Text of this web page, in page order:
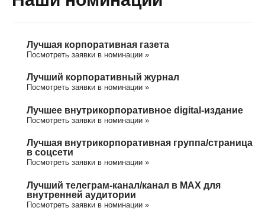
Лучшая корпоративная газета
Посмотреть заявки в номинации »
Лучший корпоративный журнал
Посмотреть заявки в номинации »
Лучшее внутрикорпоративное digital-издание
Посмотреть заявки в номинации »
Лучшая внутрикорпоративная группа/cтраница
в соцсети
Посмотреть заявки в номинации »
Лучший телеграм-канал/канал в МАХ для
внутренней аудитории
Посмотреть заявки в номинации »